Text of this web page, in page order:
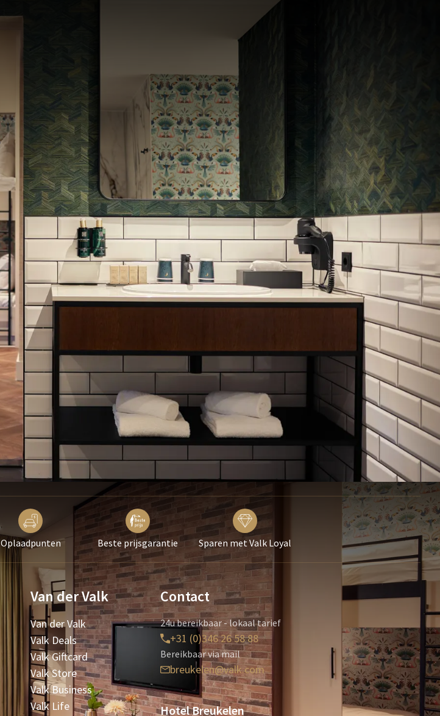
Oplaadpunten Beste prijsgarantie Sparen met Valk Loyal
Van der Valk
Van der Valk
Valk Deals
Valk Giftcard
Valk Store
Valk Business
Valk Life
Contact
24u bereikbaar - lokaal tarief
+31 (0)346 26 58 88
Bereikbaar via mail
breukelen@valk.com
Hotel Breukelen